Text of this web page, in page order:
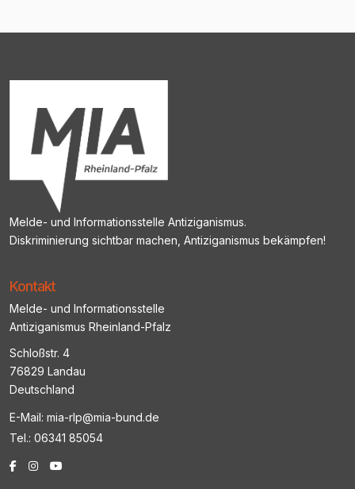
Melde- und Informationsstelle Antiziganismus.
Diskriminierung sichtbar machen, Antiziganismus bekämpfen!
Kontakt
Melde- und Informationsstelle
Antiziganismus Rheinland-Pfalz
Schloßstr. 4
76829 Landau
Deutschland
E-Mail: mia-rlp@mia-bund.de
Tel.: 06341 85054